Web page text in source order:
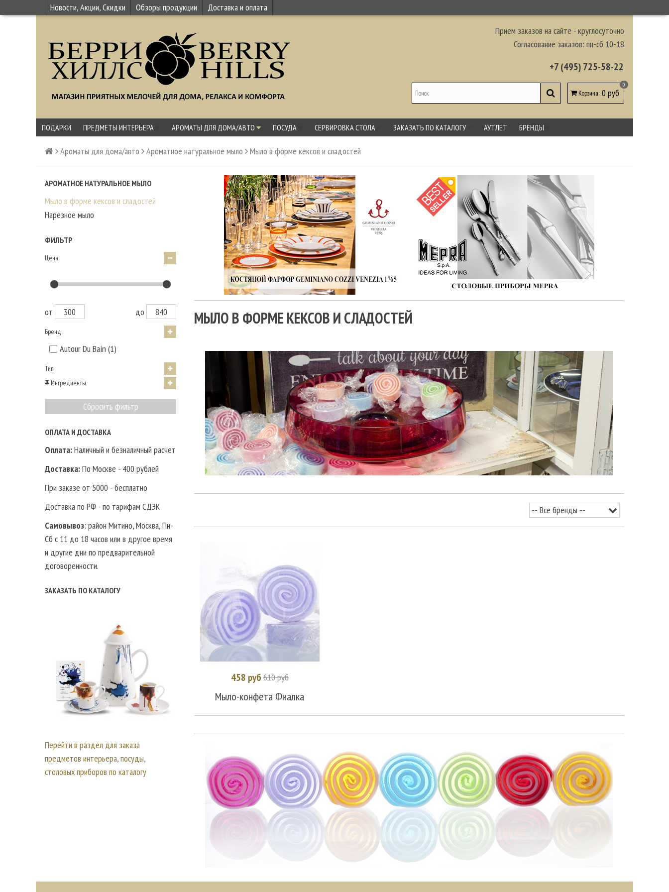
Новости, Акции, Скидки Обзоры продукции Доставка и оплата
Прием заказов на сайте - круглосуточно
Согласование заказов: пн-сб 10-18
+7 (495) 725-58-22
Корзина:
0
0 руб
ПОДАРКИ ПРЕДМЕТЫ ИНТЕРЬЕРА АРОМАТЫ ДЛЯ ДОМА/АВТО ПОСУДА СЕРВИРОВКА СТОЛА ЗАКАЗАТЬ ПО КАТАЛОГУ АУТЛЕТ БРЕНДЫ
Ароматы для дома/авто Ароматное натуральное мыло Мыло в форме кексов и сладостей
АРОМАТНОЕ НАТУРАЛЬНОЕ МЫЛО
Мыло в форме кексов и сладостей
Нарезное мыло
ФИЛЬТР
Цена
от до
Бренд
Autour Du Bain (1)
Тип
Ингредиенты
Сбросить фильтр
ОПЛАТА И ДОСТАВКА
Оплата:Наличный и безналичный расчет
Доставка:По Москве - 400 рублей
При заказе от 5000 - бесплатно
Доставка по РФ - по тарифам СДЭК
Самовывоз: район Митино, Москва, Пн-
Сб с 11 до 18 часов или в другое время
и другие дни по предварительной
договоренности.
ЗАКАЗАТЬ ПО КАТАЛОГУ
Перейти в раздел для заказа
предметов интерьера, посуды,
столовых приборов по каталогу
МЫЛО В ФОРМЕ КЕКСОВ И СЛАДОСТЕЙ
В корзину
458 руб 610 руб
Мыло-конфета Фиалка